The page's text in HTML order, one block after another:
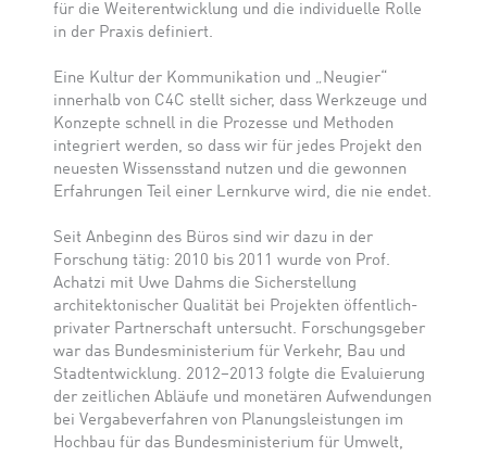
für die Weiterentwicklung und die individuelle Rolle
in der Praxis definiert.
Eine Kultur der Kommunikation und „Neugier“
innerhalb von C4C stellt sicher, dass Werkzeuge und
Konzepte schnell in die Prozesse und Methoden
integriert werden, so dass wir für jedes Projekt den
neuesten Wissensstand nutzen und die gewonnen
Erfahrungen Teil einer Lernkurve wird, die nie endet.
Seit Anbeginn des Büros sind wir dazu in der
Forschung tätig: 2010 bis 2011 wurde von Prof.
Achatzi mit Uwe Dahms die Sicherstellung
architektonischer Qualität bei Projekten öffentlich-
privater Partnerschaft untersucht. Forschungsgeber
war das Bundesministerium für Verkehr, Bau und
Stadtentwicklung. 2012–2013 folgte die Evaluierung
der zeitlichen Abläufe und monetären Aufwendungen
bei Vergabeverfahren von Planungsleistungen im
Hochbau für das Bundesministerium für Umwelt,